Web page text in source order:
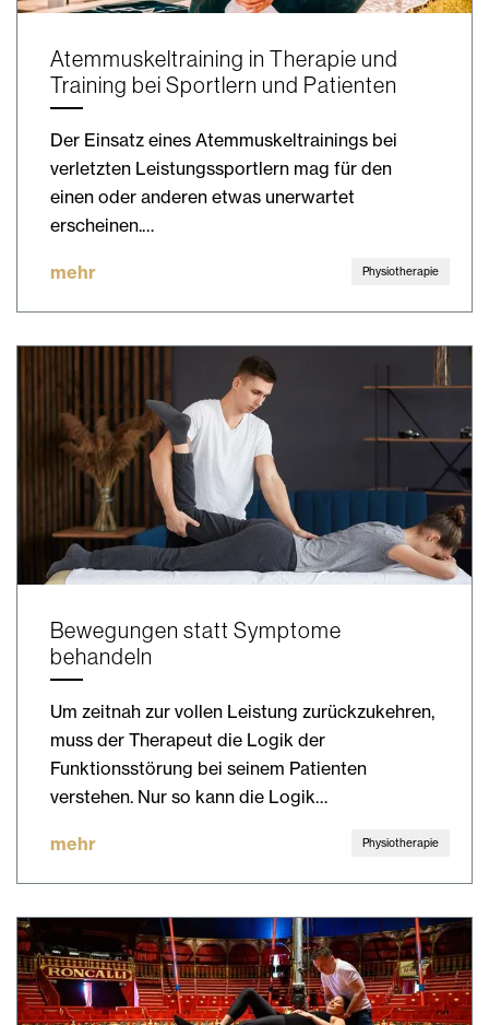
Atemmuskeltraining in Therapie und
Training bei Sportlern und Patienten
Der Einsatz eines Atemmuskeltrainings bei
verletzten Leistungssportlern mag für den
einen oder anderen etwas unerwartet
erscheinen.…
mehr Physiotherapie
Bewegungen statt Symptome
behandeln
Um zeitnah zur vollen Leistung zurückzukehren,
muss der Therapeut die Logik der
Funktionsstörung bei seinem Patienten
verstehen. Nur so kann die Logik…
mehr Physiotherapie